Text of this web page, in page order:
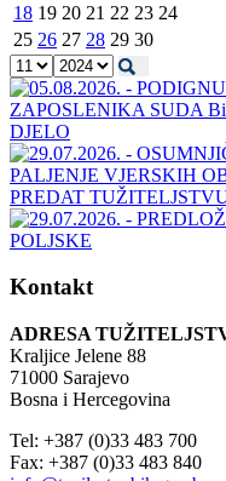
18 19 20 21 22 23 24
25 26 27 28 29 30
Kontakt
ADRESA
Kraljice Jelene 88
71000 Sarajevo
Bosna i Hercegovina
Tel: +387 (0)33 483 700
Fax: +387 (0)33 483 840